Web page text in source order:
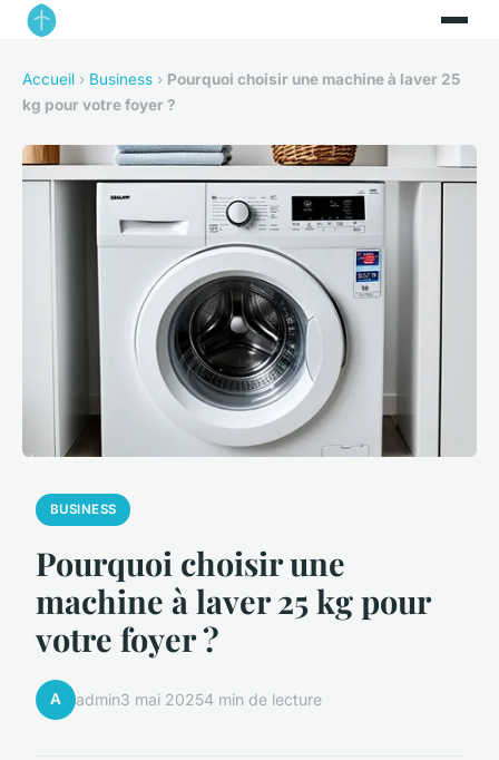
Accueil › Business › Pourquoi choisir une machine à laver 25
kg pour votre foyer ?
BUSINESS
Pourquoi choisir une
machine à laver 25 kg pour
votre foyer ?
A admin3 mai 20254 min de lecture